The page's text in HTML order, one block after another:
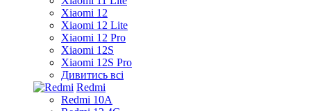
Xiaomi 12
Xiaomi 12 Lite
Xiaomi 12 Pro
Xiaomi 12S
Xiaomi 12S Pro
Дивитись всі
Redmi
Redmi 10A